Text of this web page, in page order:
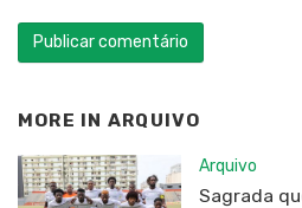
MORE IN ARQUIVO
Arquivo
Sagrada